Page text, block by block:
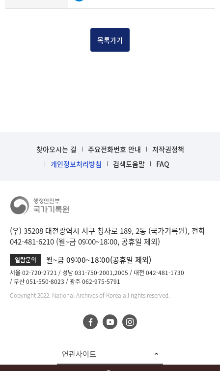
목록가기
찾아오시는 길 주요전화번호 안내
저작권정책
개인정보처리방침
검색도움말 FAQ
(우) 35208 대전광역시 서구 청사로 189, 2동 (국가기록원), 전화
042-481-6210 (월~금 09:00~18:00, 공휴일 제외)
열람문의 월~금 09:00~18:00(공휴일 제외)
서울 02-720-2721 성남 031-750-2001,2005
대전 042-481-1730
부산 051-550-8023
광주 062-975-5791
Copyright 2022. National Archives of Korea all rights reserved.
연관사이트